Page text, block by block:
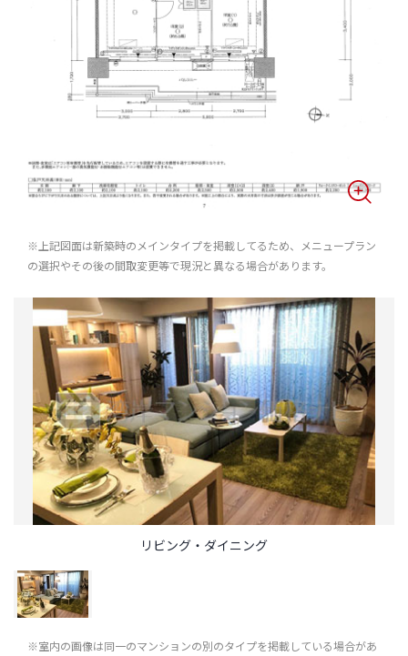
※上記図面は新築時のメインタイプを掲載してるため、メニュープラン
の選択やその後の間取変更等で現況と異なる場合があります。
リビング・ダイニング
※室内の画像は同一のマンションの別のタイプを掲載している場合があ